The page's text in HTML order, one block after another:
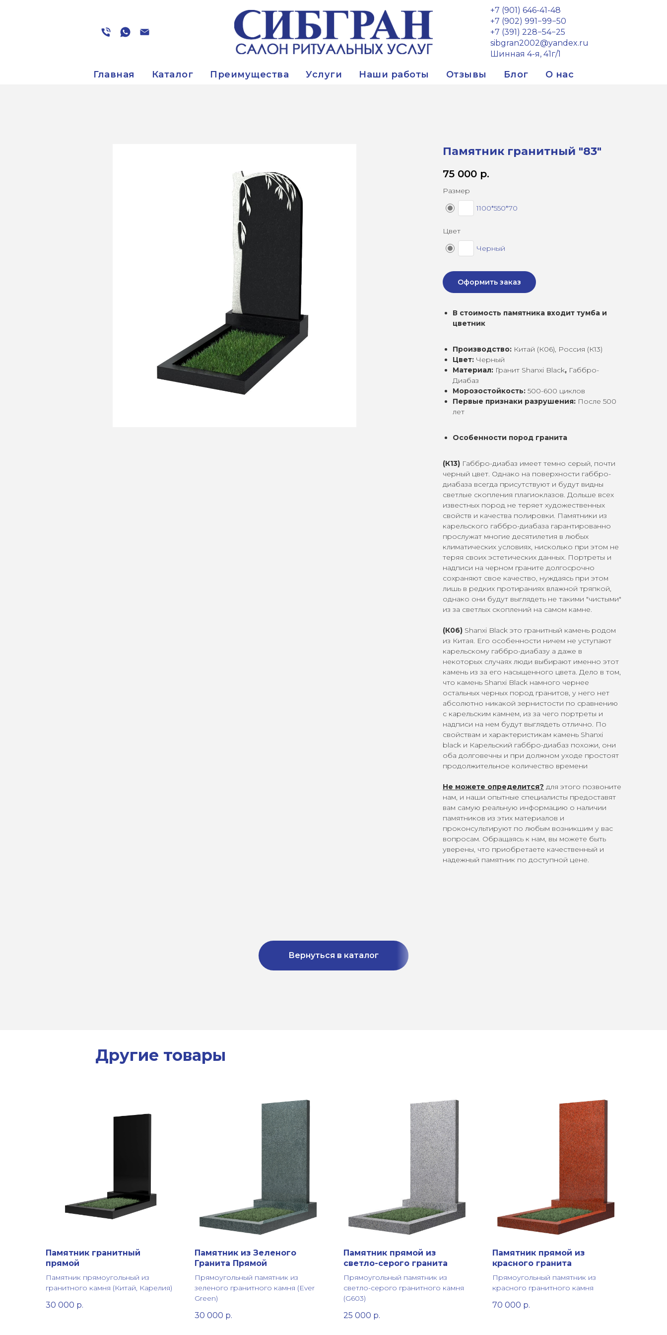
+7 (901) 646-41-48
+7 (902) 991−99−50
+7 (391) 228−54−25
sibgran2002@yandex.ru
Шинная 4-я, 41г/1
Главная Каталог Преимущества Услуги Наши работы Отзывы Блог О нас
Памятник гранитный "83"
75 000 р.
Размер
1100*550*70
Цвет
Черный
Оформить заказ
В стоимость памятника входит тумба и
цветник
Производство: Китай (К06), Россия (К13)
Цвет: Черный
Материал: Гранит Shanxi Black, Габбро-
Диабаз
Морозостойкость: 500-600 циклов
Первые признаки разрушения: После 500
лет
Особенности пород гранита
(К13) Габбро-диабаз имеет темно серый, почти
черный цвет. Однако на поверхности габбро-
диабаза всегда присутствуют и будут видны
светлые скопления плагиоклазов. Дольше всех
известных пород не теряет художественных
свойств и качества полировки. Памятники из
карельского габбро-диабаза гарантированно
прослужат многие десятилетия в любых
климатических условиях, нисколько при этом не
теряя своих эстетических данных. Портреты и
надписи на черном граните долгосрочно
сохраняют свое качество, нуждаясь при этом
лишь в редких протираниях влажной тряпкой,
однако они будут выглядеть не такими "чистыми"
из за светлых скоплений на самом камне.
(К06) Shanxi Black это гранитный камень родом
из Китая. Его особенности ничем не уступают
карельскому габбро-диабазу а даже в
некоторых случаях люди выбирают именно этот
камень из за его насыщенного цвета. Дело в том,
что камень Shanxi Black намного чернее
остальных черных пород гранитов, у него нет
абсолютно никакой зернистости по сравнению
с карельским камнем, из за чего портреты и
надписи на нем будут выглядеть отлично. По
свойствам и характеристикам камень Shanxi
black и Карельский габбро-диабаз похожи, они
оба долговечны и при должном уходе простоят
продолжительное количество времени
Не можете определится? для этого позвоните
нам, и наши опытные специалисты предоставят
вам самую реальную информацию о наличии
памятников из этих материалов и
проконсультируют по любым возникшим у вас
вопросам. Обращаясь к нам, вы можете быть
уверены, что приобретаете качественный и
надежный памятник по доступной цене.
Вернуться в каталог
Другие товары
Памятник гранитный
прямой
Памятник прямоугольный из
гранитного камня (Китай, Карелия)
30 000 р.
Памятник из Зеленого
Гранита Прямой
Прямоугольный памятник из
зеленого гранитного камня (Ever
Green)
30 000 р.
Памятник прямой из
светло-серого гранита
Прямоугольный памятник из
светло-серого гранитного камня
(G603)
25 000 р.
Памятник прямой из
красного гранита
Прямоугольный памятник из
красного гранитного камня
70 000 р.